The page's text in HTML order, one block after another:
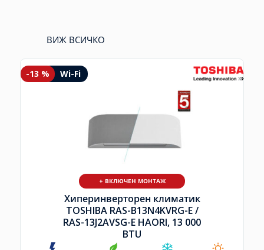
ВИЖ ВСИЧКО
-13 % Wi-Fi
+ ВКЛЮЧЕН МОНТАЖ
Хиперинверторен климатик
TOSHIBA RAS-B13N4KVRG-E /
RAS-13J2AVSG-E HAORI, 13 000
BTU